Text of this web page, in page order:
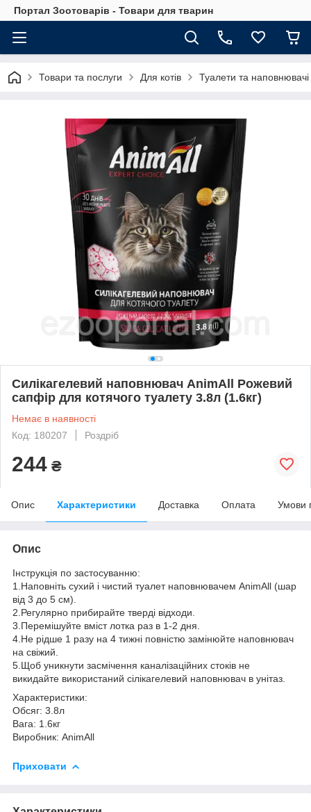
Портал Зоотоварів - Товари для тварин
Товари та послуги Для котів Туалети та наповнювачі
Силікагелевий наповнювач AnimAll Рожевий
сапфір для котячого туалету 3.8л (1.6кг)
Немає в наявності
Код: 180207
Роздріб
244 ₴
Опис Характеристики Доставка Оплата Умови
Опис
Інструкція по застосуванню:
1.Наповніть сухий і чистий туалет наповнювачем AnimAll (шар
від 3 до 5 см).
2.Регулярно прибирайте тверді відходи.
3.Перемішуйте вміст лотка раз в 1-2 дня.
4.Не рідше 1 разу на 4 тижні повністю замінюйте наповнювач
на свіжий.
5.Щоб уникнути засмічення каналізаційних стоків не
викидайте використаний сілікагелевий наповнювач в унітаз.
Характеристики:
Обсяг: 3.8л
Вага: 1.6кг
Виробник: AnimAll
Приховати